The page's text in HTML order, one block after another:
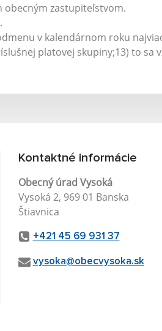
obecným zastupiteľstvom.
v kalendárnom roku
platovej skupiny;13) to sa
Kontaktné informácie
Obecný úrad Vysoká
Vysoká 2, 969 01 Banska
Štiavnica
+421 45 69 931 37
vysoka@obecvysoka.sk